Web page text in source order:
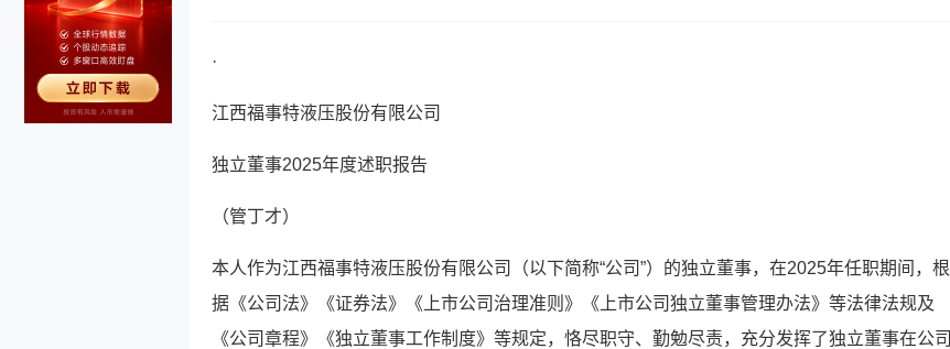
·
江西福事特液压股份有限公司
独立董事2025年度述职报告
（管丁才）
本人作为江西福事特液压股份有限公司（以下简称“公司”）的独立董事，在2025年任职期间，根
据《公司法》《证券法》《上市公司治理准则》《上市公司独立董事管理办法》等法律法规及
《公司章程》《独立董事工作制度》等规定，恪尽职守、勤勉尽责，充分发挥了独立董事在公司